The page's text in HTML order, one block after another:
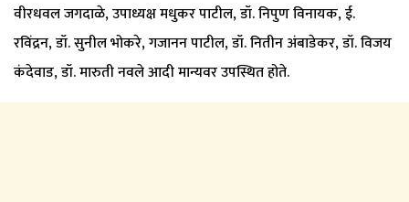
वीरधवल जगदाळे, उपाध्यक्ष मधुकर पाटील, डॉ. निपुण विनायक, ई.
रविंद्रन, डॉ. सुनील भोकरे, गजानन पाटील, डॉ. नितीन अंबाडेकर, डॉ. विजय
कंदेवाड, डॉ. मारुती नवले आदी मान्यवर उपस्थित होते.